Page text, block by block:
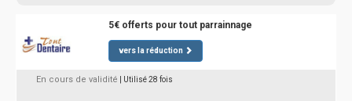
5€ offerts pour tout parrainnage
vers la réduction
En cours de validité | Utilisé 28 fois